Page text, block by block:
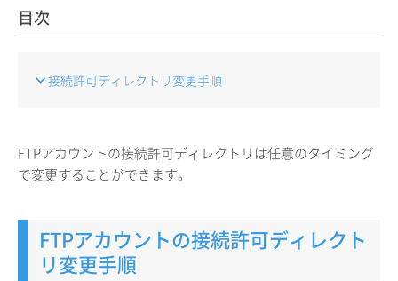
目次
接続許可ディレクトリ変更手順
FTPアカウントの接続許可ディレクトリは任意のタイミング
で変更することができます。
FTPアカウントの接続許可ディレクト
リ変更手順